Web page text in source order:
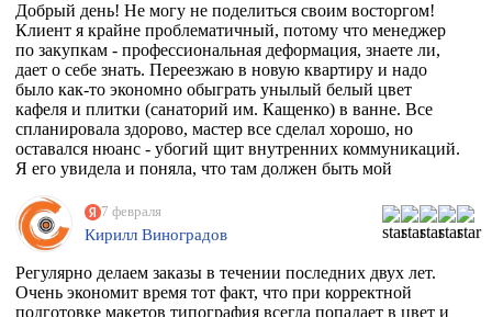
Добрый день! Не могу не поделиться своим восторгом!
Клиент я крайне проблематичный, потому что менеджер
по закупкам - профессиональная деформация, знаете ли,
дает о себе знать. Переезжаю в новую квартиру и надо
было как-то экономно обыграть унылый белый цвет
кафеля и плитки (санаторий им. Кащенко) в ванне. Все
спланировала здорово, мастер все сделал хорошо, но
оставался нюанс - убогий щит внутренних коммуникаций.
Я его увидела и поняла, что там должен быть мой
фирму, которая может это сделать. Разумеется их нет, в
моем случае, потому что наклейка должна была быть
водостойкая, под мой размер и еще по моему макету,
учитывая, что типографии не работают поштучно))
Перерыла весь инет, разговаривала даже с фирмой из
Ростова, как говорится "и там послали". И тут наткнулась
7 февраля
Кирилл Виноградов
Регулярно делаем заказы в течении последних двух лет.
Очень экономит время тот факт, что при корректной
подготовке макетов типография всегда попадает в цвет и